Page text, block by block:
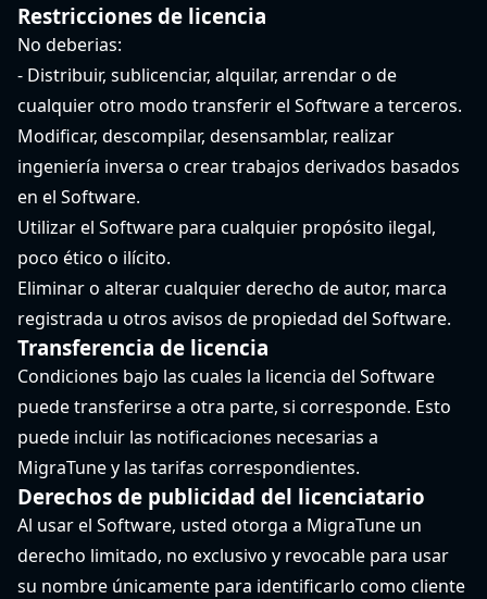
Restricciones de licencia
No deberias:
- Distribuir, sublicenciar, alquilar, arrendar o de
cualquier otro modo transferir el Software a terceros.
Modificar, descompilar, desensamblar, realizar
ingeniería inversa o crear trabajos derivados basados ​​
en el Software.
Utilizar el Software para cualquier propósito ilegal,
poco ético o ilícito.
Eliminar o alterar cualquier derecho de autor, marca
registrada u otros avisos de propiedad del Software.
Transferencia de licencia
Condiciones bajo las cuales la licencia del Software
puede transferirse a otra parte, si corresponde. Esto
puede incluir las notificaciones necesarias a
MigraTune y las tarifas correspondientes.
Derechos de publicidad del licenciatario
Al usar el Software, usted otorga a MigraTune un
derecho limitado, no exclusivo y revocable para usar
su nombre únicamente para identificarlo como cliente